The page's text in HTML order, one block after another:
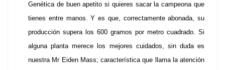
Genética de buen apetito si quieres sacar la campeona que
tienes entre manos. Y es que, correctamente abonada, su
producción supera los 600 gramos por metro cuadrado. Si
alguna planta merece los mejores cuidados, sin duda es
nuestra Mr Eiden Mass; característica que llama la atención